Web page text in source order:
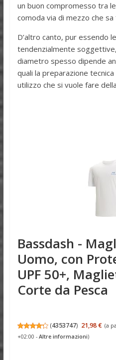
un buon compromesso tra
comoda via di mezzo che
D’altro canto, pur essendo
tendenzialmente
diametro spesso dipende
quali la preparazione
utilizzo che si vuole fare
Bassdash -
Uomo, con
UPF 50+,
Corte da Pesca
(4353747) 21,98 € (a
+02:00 - Altre informazioni)